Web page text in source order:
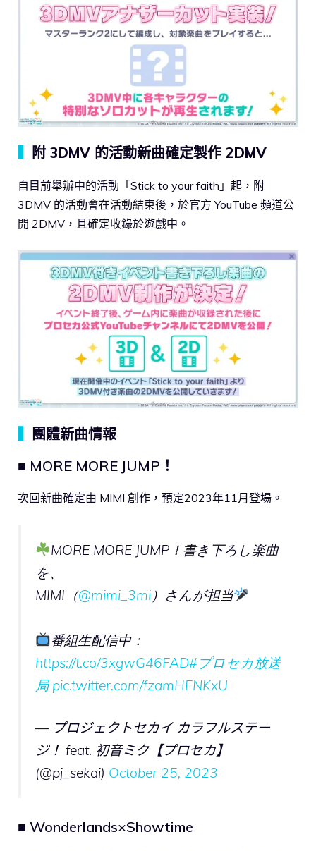
附 3DMV 的活動新曲確定製作 2DMV
自目前舉辦中的活動「Stick to your faith」起，附
3DMV 的活動會在活動結束後，於官方 YouTube 頻道公
開 2DMV，且確定收錄於遊戲中。
團體新曲情報
■ MORE MORE JUMP！
次回新曲確定由 MIMI 創作，預定2023年11月登場。
MORE MORE JUMP！書き下ろし楽曲
を、
MIMI（@mimi_3mi ）さんが担当
番組生配信中：
https://t.co/3xgwG46FAD#プロセカ放送
局 pic.twitter.com/fzamHFNKxU
— プロジェクトセカイ カラフルステー
ジ！ feat. 初音ミク【プロセカ】
(@pj_sekai) October 25, 2023
■ Wonderlands×Showtime